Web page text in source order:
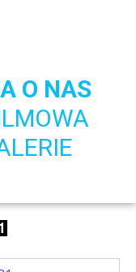
O NAS